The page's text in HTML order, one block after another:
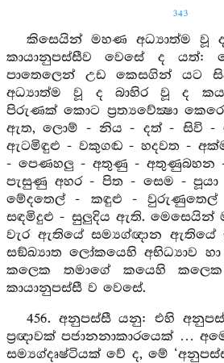
343
කිසෙයින් මහණ අධ්‍යාත්ම වූ
කායානුපස්සීව වෙසේ ද යත්:
පාතෙලෙන් උඩ කෙසගින් යට
අධ්‍යාත්ම වූ ද බාහිර වූ ද
පිරුණක් කොට ප්‍රත්‍යවේක්‍ෂා
ඇත, ලොම් - නිය - දත් - සිවි -
ඇටමිඳුළු - වකුගඬ - හදවත -
- පෙණහලු - අතුණු - අතුණුබහන
පැසුණු අහර - පිත - සෙම -
මේදතෙල් - කඳුළු -
සඳමිදුළු - සුලුදිය ඇති.
වැර ඇතියේ සම්‍යග්ඥාන ඇතියේ
සඞ්ඛ්‍යාත ලෝකයෙහි අභිධ්‍යාව
කලෙක තමාගේ කයෙහි කලෙක
කායානුපස්සී ව වෙසේ.
456. අනුපස්සී යනු: එහි
ප්‍රඥාවක් පජානනාකාරයෙක් …
සම්‍යග්දෘෂ්ටියක් වේ ද, මේ